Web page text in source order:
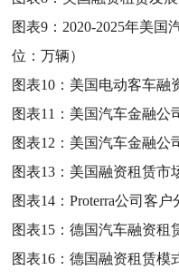
图表9： 2020-2025年美国
位：万辆）
图表10： 美国电动客车融
图表11： 美国汽车金融公
图表12： 美国汽车金融公
图表13： 美国融资租赁市
图表14：Proterra公司客户
图表15：德国汽车融资租
图表16：德国融资租赁模